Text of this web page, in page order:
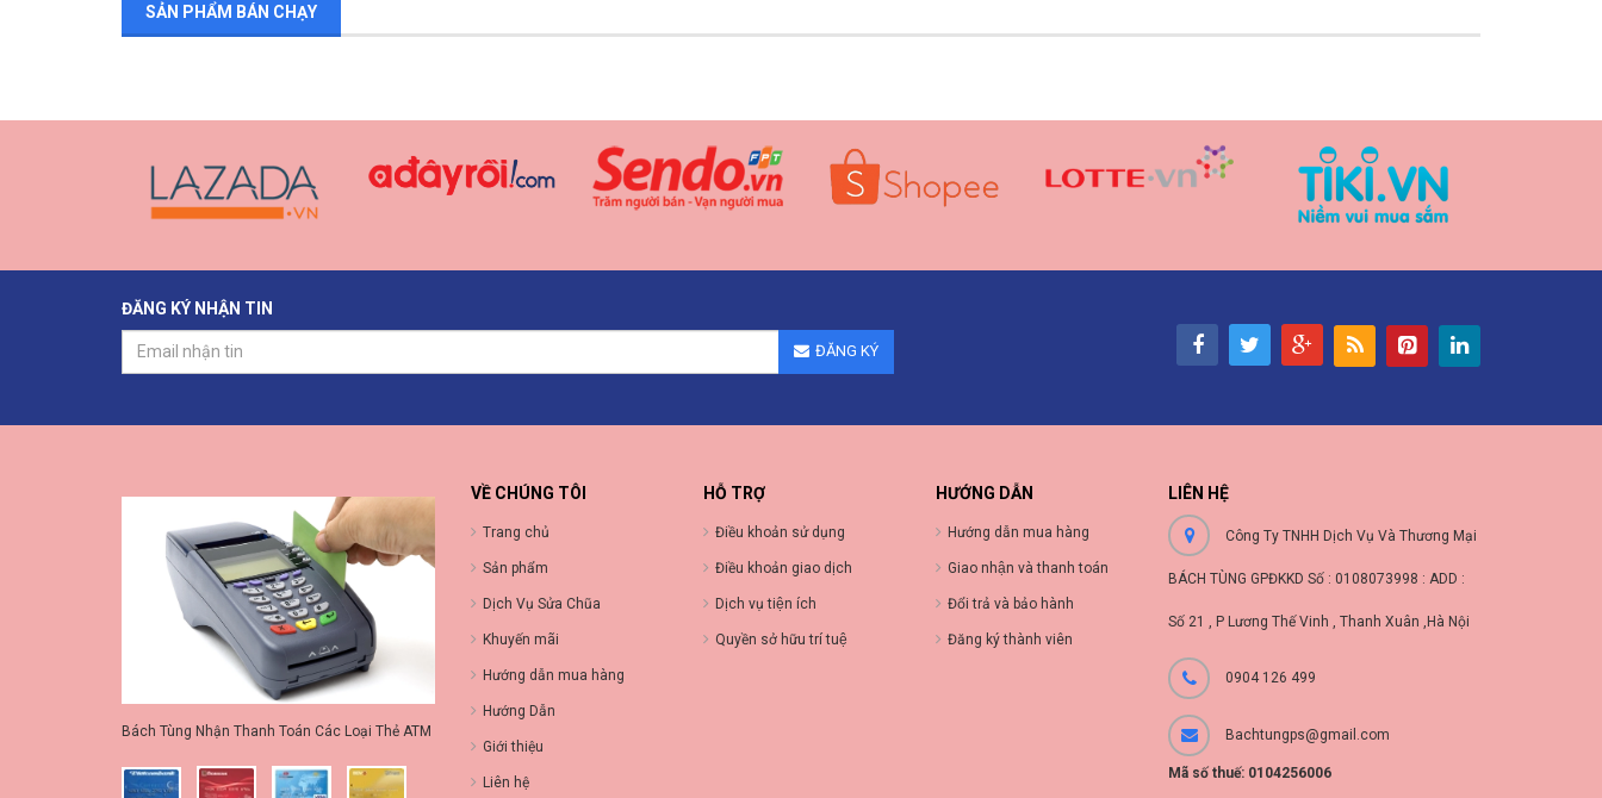
SẢN PHẨM BÁN CHẠY
ĐĂNG KÝ NHẬN TIN
ĐĂNG KÝ
Bách Tùng Nhận Thanh Toán Các Loại Thẻ ATM
VỀ CHÚNG TÔI
Trang chủ
Sản phẩm
Dịch Vụ Sửa Chũa
Khuyến mãi
Hướng dẫn mua hàng
Hướng Dẫn
Giới thiệu
Liên hệ
HỖ TRỢ
Điều khoản sử dụng
Điều khoản giao dịch
Dịch vụ tiện ích
Quyền sở hữu trí tuệ
HƯỚNG DẪN
Hướng dẫn mua hàng
Giao nhận và thanh toán
Đổi trả và bảo hành
Đăng ký thành viên
LIÊN HỆ
Công Ty TNHH Dịch Vụ Và Thương Mại
BÁCH TÙNG GPĐKKD Số : 0108073998 : ADD :
Số 21 , P Lương Thế Vinh , Thanh Xuân ,Hà Nội
0904 126 499
Bachtungps@gmail.com
Mã số thuế: 0104256006